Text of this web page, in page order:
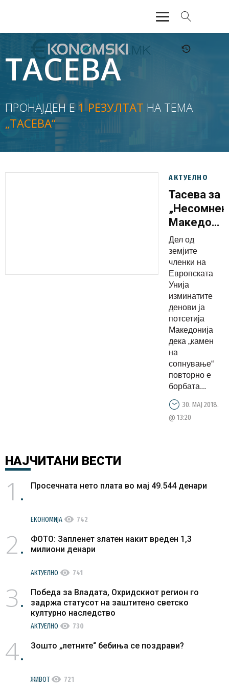
АКТУЕЛНО
ЕКОНОМИЈА
ФИНАНСИИ
БАНКАРСТВО
ЖИВОТ
ТАСЕВА
ПРОНАЈДЕН Е1 РЕЗУЛТАТ НА ТЕМА
„ТАСЕВА“
АКТУЕЛНО
Тасева за
не само
што е
заробена
политички,
туку е и
економски
што
пречка во
борбата
со
Дел од
земјите
членки на
Европската
Унија
изминатите
денови ја
потсетија
Македонија
дека „камен
на
сопнување“
повторно е
борбата...
30. МАЈ 2018.
@ 13:20
НАЈЧИТАНИ ВЕСТИ
1 Просечната нето плата во мај 49.544 денари
ЕКОНОМИЈА visibility 742
2
ФОТО: Запленет златен накит вреден 1,3
милиони денари
АКТУЕЛНО visibility 741
3
Победа за Владата, Охридскиот регион го
задржа статусот на заштитено светско
културно наследство
АКТУЕЛНО visibility 730
4 Зошто „летните“ бебиња се поздрави?
ЖИВОТvisibility 721